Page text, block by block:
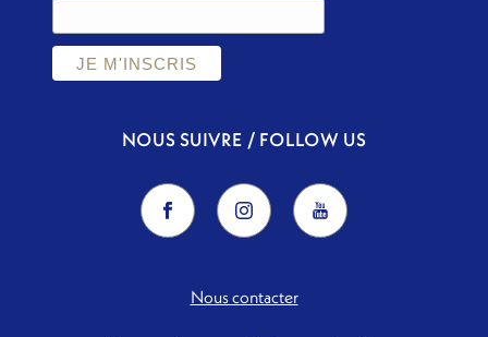
NOUS SUIVRE / FOLLOW US
Nous contacter